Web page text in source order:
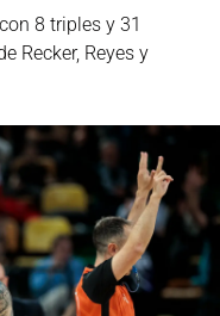
8 triples y 31
Recker, Reyes y